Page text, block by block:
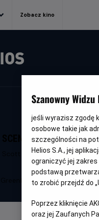
Zobacz kino
SCENARIUSZ
Scott Bindley
Greenfield, George
Szanowny Widzu
jeśli wyrazisz zgodę
osobowe takie jak
szczególności na
Helios S.A., jej
ograniczyć jej
podstawą
to zrobić przejdź do
Poprzez kliknięcie
oraz jej Zaufanych